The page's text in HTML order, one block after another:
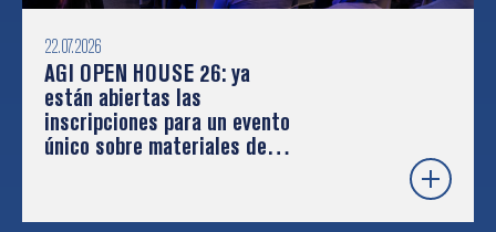
22.07.2026
AGI OPEN HOUSE 26: ya
están abiertas las
inscripciones para un evento
único sobre materiales de